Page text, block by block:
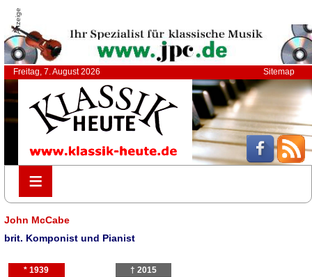
Anzeige
Freitag, 7. August 2026 Sitemap
≡
≡
John McCabe
brit. Komponist und Pianist
* 1939 † 2015